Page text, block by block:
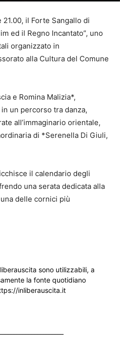
il Forte Sangallo di
ed il Regno Incantato”, uno
organizzato in
alla Cultura del Comune
e Romina Malizia*,
un percorso tra danza,
all’immaginario orientale,
di *Serenella Di Giuli,
il calendario degli
una serata dedicata alla
delle cornici più
sono utilizzabili, a
la fonte quotidiano
inliberauscita.it